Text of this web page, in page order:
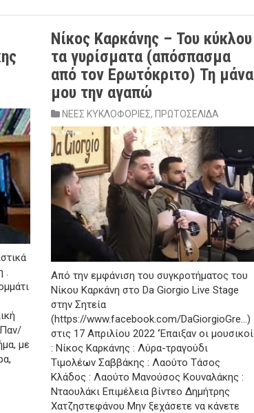
.
με
Νίκος Καρκάνης – Του κύκλου
τα γυρίσματα (απόσπασμα
από τον Ερωτόκριτο) Τη μάνα
μου την αγαπώ
ΝΕΕΣ ΚΥΚΛΟΦΟΡΙΕΣ, ΠΡΩΤΟΣΕΛΙΔΑ
Από την εμφάνιση του συγκροτήματος του
Νίκου Καρκάνη στο Da Giorgio Live Stage
στην Σητεία
(https://www.facebook.com/DaGiorgioGre…)
στις 17 Απριλίου 2022 ‘Έπαιξαν οι μουσικοί
: Νίκος Καρκάνης : Λύρα-τραγούδι
Τιμολέων Σαββάκης : Λαούτο Τάσος
Κλάδος : Λαούτο Μανούσος Κουναλάκης :
Νταουλάκι Επιμέλεια βίντεο Δημήτρης
Χατζηστεφάνου Μην ξεχάσετε να κάνετε